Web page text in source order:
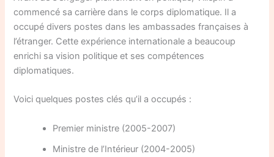
commencé sa carrière dans le corps diplomatique. Il a
occupé divers postes dans les ambassades françaises à
l’étranger. Cette expérience internationale a beaucoup
enrichi sa vision politique et ses compétences
diplomatiques.
Voici quelques postes clés qu’il a occupés :
Premier ministre (2005-2007)
Ministre de l’Intérieur (2004-2005)